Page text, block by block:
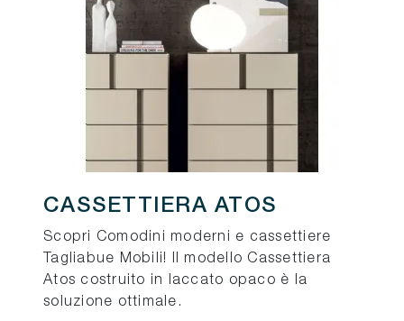
CASSETTIERA ATOS
Scopri Comodini moderni e cassettiere
Tagliabue Mobili! Il modello Cassettiera
Atos costruito in laccato opaco è la
soluzione ottimale.